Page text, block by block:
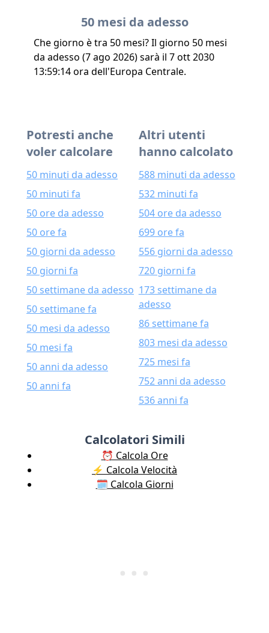
50 mesi da adesso
Che giorno è tra 50 mesi? Il giorno 50 mesi
da adesso (7 ago 2026) sarà il 7 ott 2030
13:59:14 ora dell'Europa Centrale.
Potresti anche
voler calcolare
50 minuti da adesso
50 minuti fa
50 ore da adesso
50 ore fa
50 giorni da adesso
50 giorni fa
50 settimane da adesso
50 settimane fa
50 mesi da adesso
50 mesi fa
50 anni da adesso
50 anni fa
Altri utenti
hanno calcolato
588 minuti da adesso
532 minuti fa
504 ore da adesso
699 ore fa
556 giorni da adesso
720 giorni fa
173 settimane da
adesso
86 settimane fa
803 mesi da adesso
725 mesi fa
752 anni da adesso
536 anni fa
Calcolatori Simili
⏰ Calcola Ore
⚡️ Calcola Velocità
🗓️ Calcola Giorni